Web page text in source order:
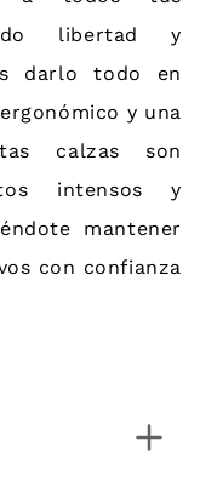
libertad y
darlo todo en
y una
calzas son
intensos y
mantener
con confianza